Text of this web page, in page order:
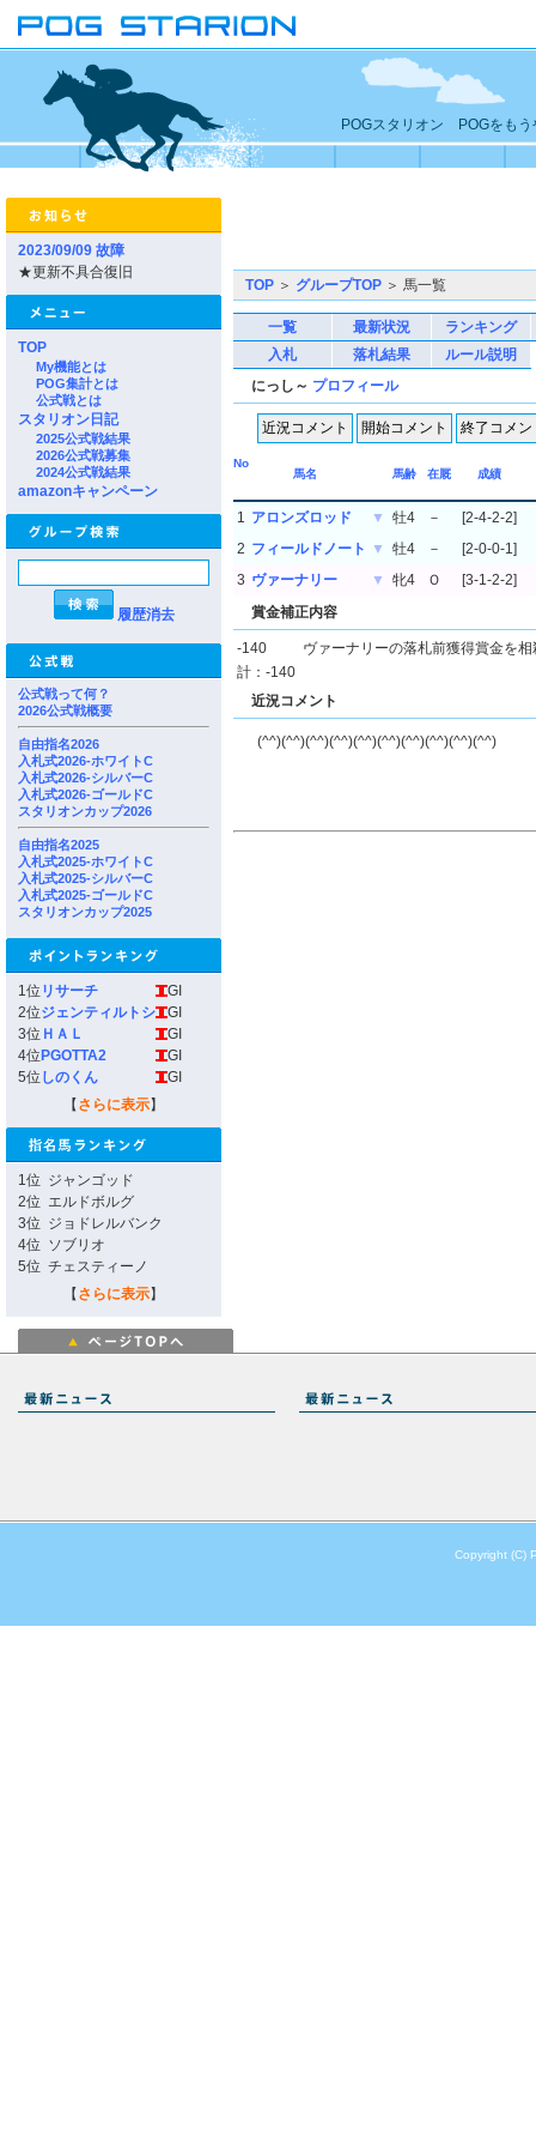
POGスタリオン POGをもう
2023/09/09 故障
★更新不具合復旧
TOP
My機能とは
POG集計とは
公式戦とは
スタリオン日記
2025公式戦結果
2026公式戦募集
2024公式戦結果
amazonキャンペーン
履歴消去
公式戦って何？
2026公式戦概要
自由指名2026
入札式2026-ホワイトC
入札式2026-シルバーC
入札式2026-ゴールドC
スタリオンカップ2026
自由指名2025
入札式2025-ホワイトC
入札式2025-シルバーC
入札式2025-ゴールドC
スタリオンカップ2025
1位 リサーチ
GI
2位ジェンティルトシ
GI
3位 ＨＡＬ
GI
4位 PGOTTA2
GI
5位 しのくん
GI
【 さらに表示】
1位 ジャンゴッド
2位 エルドボルグ
3位 ジョドレルバンク
4位 ソブリオ
5位 チェスティーノ
【 さらに表示】
TOP ＞ グループTOP ＞ 馬一覧
一覧 最新状況
ランキング
入札
落札結果
ルール説明
にっし～ プロフィール
No
馬名
馬齢 在厩 成績
1 アロンズロッド ▼ 牡4 －
[2-4-2-2]
2 フィールドノート ▼ 牡4 －
[2-0-0-1]
3 ヴァーナリー ▼ 牝4 Ｏ
[3-1-2-2]
賞金補正内容
-140
ヴァーナリーの落札前獲得賞金を相
計：-140
近況コメント
(^^)(^^)(^^)(^^)(^^)(^^)(^^)(^^)(^^)(^^)
Copyright (C)